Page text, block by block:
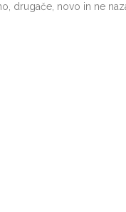
drugače, novo in ne